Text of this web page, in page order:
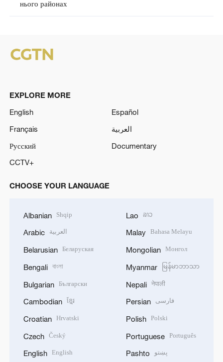
нього районах
EXPLORE MORE
English
Español
Français
العربية
Русский
Documentary
CCTV+
CHOOSE YOUR LANGUAGE
Albanian Shqip
Arabic العربية
Belarusian Беларуская
Bengali বাংলা
Bulgarian Български
Cambodian ខ្មែរ
Croatian Hrvatski
Czech Český
English English
Lao ລາວ
Malay Bahasa Melayu
Mongolian Монгол
Myanmar မြန်မာဘာသာ
Nepali नेपाली
Persian فارسی
Polish Polski
Portuguese Português
Pashto پښتو